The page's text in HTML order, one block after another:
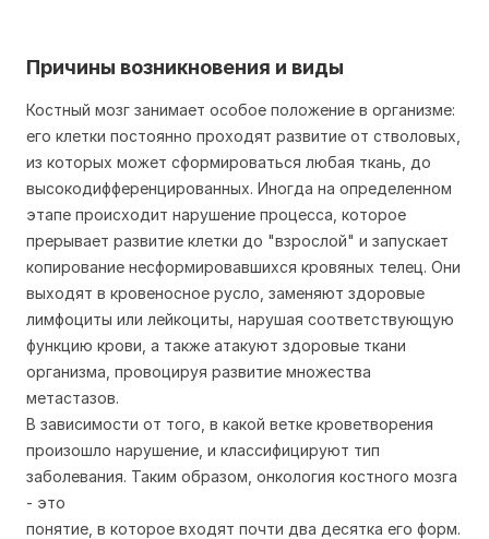
Причины возникновения и виды
Костный мозг занимает особое положение в организме:
его клетки постоянно проходят развитие от стволовых,
из которых может сформироваться любая ткань, до
высокодифференцированных. Иногда на определенном
этапе происходит нарушение процесса, которое
прерывает развитие клетки до "взрослой" и запускает
копирование несформировавшихся кровяных телец. Они
выходят в кровеносное русло, заменяют здоровые
лимфоциты или лейкоциты, нарушая соответствующую
функцию крови, а также атакуют здоровые ткани
организма, провоцируя развитие множества
метастазов.
В зависимости от того, в какой ветке кроветворения
произошло нарушение, и классифицируют тип
заболевания. Таким образом, онкология костного мозга
- это
понятие, в которое входят почти два десятка его форм.